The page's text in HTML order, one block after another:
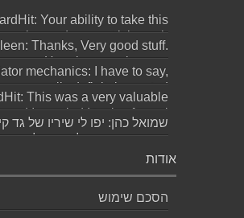
Your ability to take this
and present it in such...
Thanks, Very good stuff.
Here is my web page;
http://Bookmar...
mechanics: I have to say,
personally definitely wasted
meaningful effor...
This was a very valuable
and I am glad I took a few mi...
שמואל כהן: יפו לי שיריו של גד
קיסינגר ואשמח לקחת חלק
ההשקה של...
אודות
הסכם שימוש